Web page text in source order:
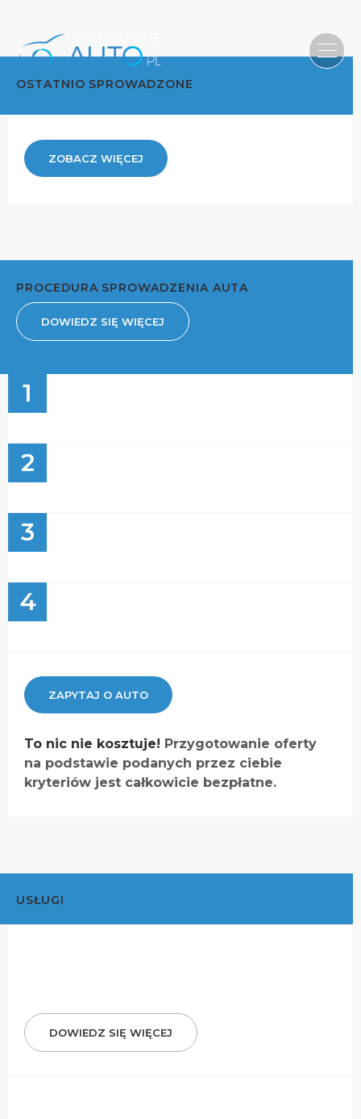
OSTATNIO SPROWADZONE
ZOBACZ WIĘCEJ
PROCEDURA SPROWADZENIA AUTA
DOWIEDZ SIĘ WIĘCEJ
1
2
3
4
ZAPYTAJ O AUTO
To nic nie kosztuje! Przygotowanie oferty
na podstawie podanych przez ciebie
kryteriów jest całkowicie bezpłatne.
USŁUGI
DOWIEDZ SIĘ WIĘCEJ